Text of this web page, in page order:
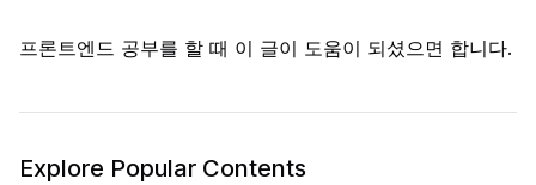
프론트엔드 공부를 할 때 이 글이 도움이 되셨으면 합니다.
Explore Popular Contents